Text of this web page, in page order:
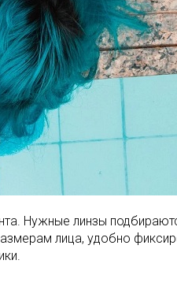
Нужные линзы
лица, удобно